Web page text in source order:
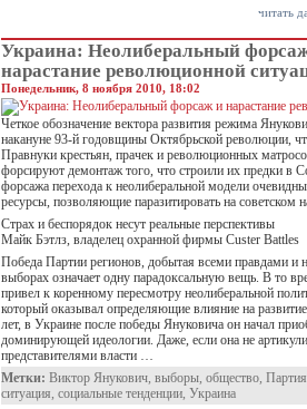
читать
Украина: Неолиберальный
нарастание революционной
Понедельник, 8 ноября 2010, 18:02
Четкое обозначение вектора развития режима
накануне 93-й годовщины Октябрьской революции,
Правнуки крестьян, прачек и революционных
форсируют демонтаж того, что строили их предки в
форсажа перехода к неолиберальной модели
ресурсы, позволяющие паразитировать на советском
Страх и беспорядок несут реальные перспективы
Майк Бэтлз, владелец охранной фирмы Custer Battles
Победа Партии регионов, добытая всеми правдами и
выборах означает одну парадоксальную вещь. В то
привел к коренному пересмотру неолиберальной
который оказывал определяющие влияние на
лет, в Украине после победы Януковича он начал
доминирующей идеологии. Даже, если она не
представителями власти …
Метки: Виктор Янукович, выборы, общество,
ситуация, социальные тенденции, Украина